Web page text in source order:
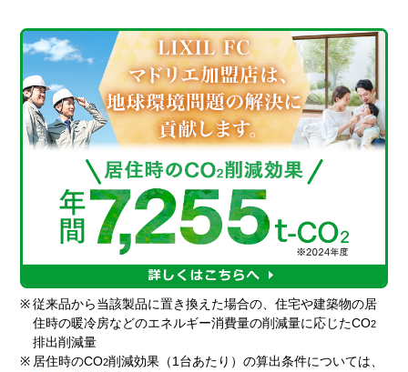
※ 従来品から当該製品に置き換えた場合の、住宅や建築物の居
住時の暖冷房などのエネルギー消費量の削減量に応じたCO2
排出削減量
※ 居住時のCO2削減効果（1台あたり）の算出条件については、